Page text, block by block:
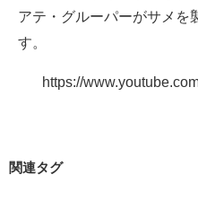
アテ・グルーパーがサメを
す。
https://
関連タグ